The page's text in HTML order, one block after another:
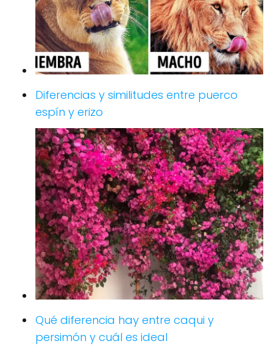
Diferencias y similitudes entre puerco
espín y erizo
Qué diferencia hay entre caqui y
persimón y cuál es ideal